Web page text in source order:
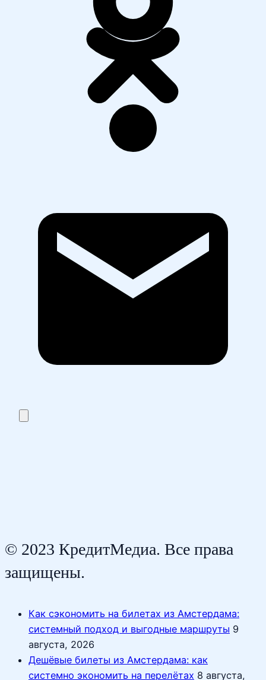
© 2023 КредитМедиа. Все права
защищены.
Как сэкономить на билетах из Амстердама:
системный подход и выгодные маршруты 9
августа, 2026
Дешёвые билеты из Амстердама: как
системно экономить на перелётах 8 августа,